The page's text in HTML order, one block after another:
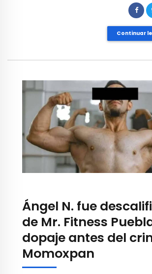
Continuar
Ángel N. fue
de Mr. Fitness
dopaje antes del
Momoxpan